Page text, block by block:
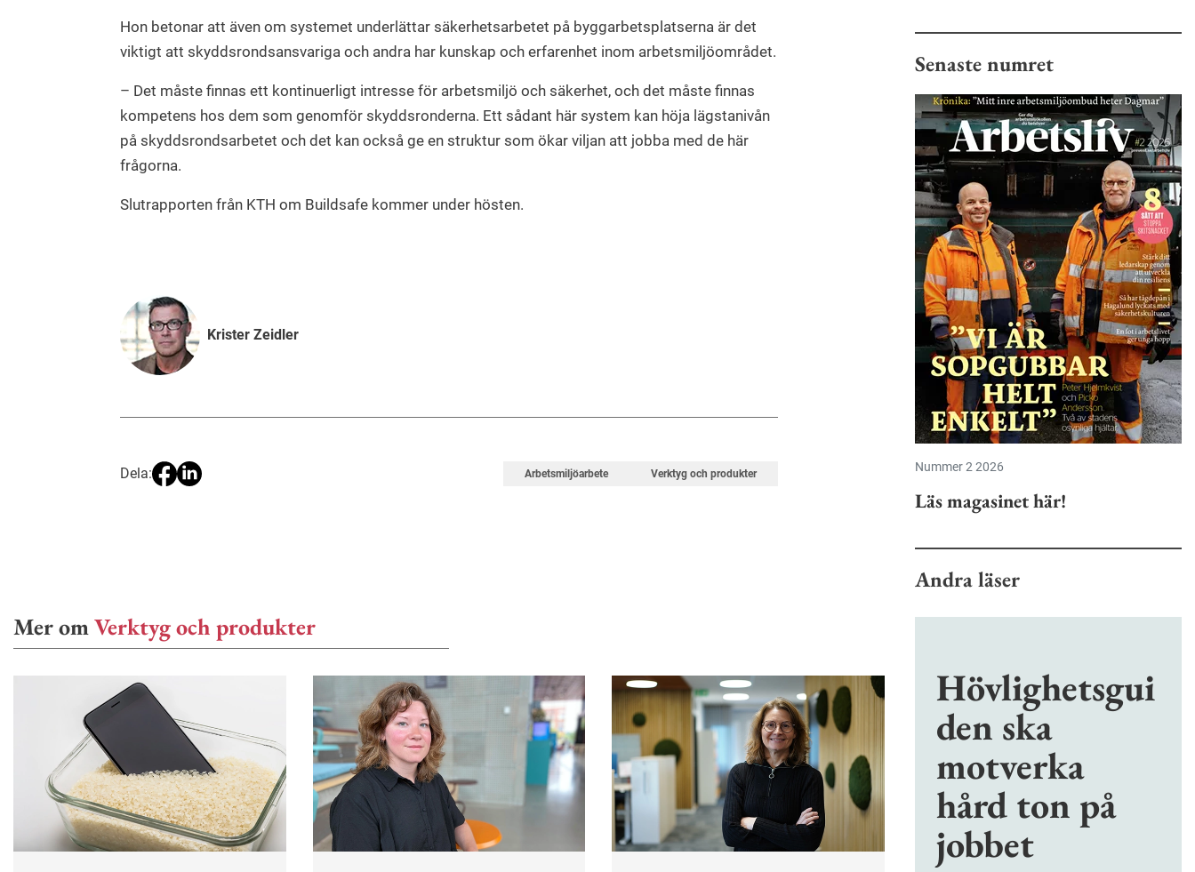
Hon betonar att även om systemet underlättar säkerhetsarbetet på byggarbetsplatserna är det
viktigt att skyddsrondsansvariga och andra har kunskap och erfarenhet inom arbetsmiljöområdet.
– Det måste finnas ett kontinuerligt intresse för arbetsmiljö och säkerhet, och det måste finnas
kompetens hos dem som genomför skyddsronderna. Ett sådant här system kan höja lägstanivån
på skyddsrondsarbetet och det kan också ge en struktur som ökar viljan att jobba med de här
frågorna.
Slutrapporten från KTH om Buildsafe kommer under hösten.
Krister Zeidler
Dela: Arbetsmiljöarbete Verktyg och produkter
Mer omVerktyg och produkter
Senaste numret
Nummer 2 2026
Läs magasinet här!
Andra läser
Hövlighetsgui
den ska
motverka
hård ton på
jobbet